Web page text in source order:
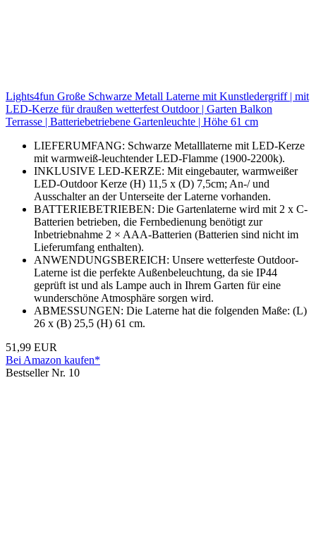
Lights4fun Große Schwarze Metall Laterne mit Kunstledergriff | mit
LED-Kerze für draußen wetterfest Outdoor | Garten Balkon
Terrasse | Batteriebetriebene Gartenleuchte | Höhe 61 cm
LIEFERUMFANG: Schwarze Metalllaterne mit LED-Kerze
mit warmweiß-leuchtender LED-Flamme (1900-2200k).
INKLUSIVE LED-KERZE: Mit eingebauter, warmweißer
LED-Outdoor Kerze (H) 11,5 x (D) 7,5cm; An-/ und
Ausschalter an der Unterseite der Laterne vorhanden.
BATTERIEBETRIEBEN: Die Gartenlaterne wird mit 2 x C-
Batterien betrieben, die Fernbedienung benötigt zur
Inbetriebnahme 2 × AAA-Batterien (Batterien sind nicht im
Lieferumfang enthalten).
ANWENDUNGSBEREICH: Unsere wetterfeste Outdoor-
Laterne ist die perfekte Außenbeleuchtung, da sie IP44
geprüft ist und als Lampe auch in Ihrem Garten für eine
wunderschöne Atmosphäre sorgen wird.
ABMESSUNGEN: Die Laterne hat die folgenden Maße: (L)
26 x (B) 25,5 (H) 61 cm.
51,99 EUR
Bei Amazon kaufen*
Bestseller Nr. 10